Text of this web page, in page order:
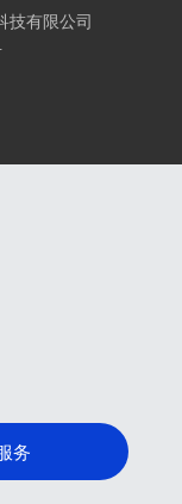
务
技有限公司